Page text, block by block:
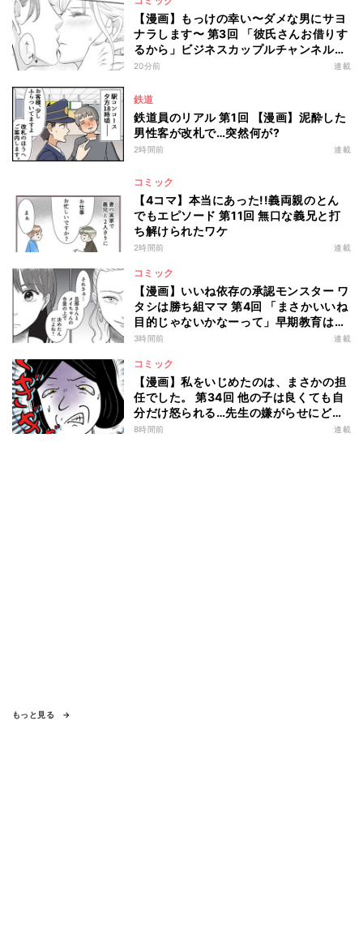
【漫画】もっけの幸い〜ダメな男にサヨ
ナラします〜 第3回 「彼氏さんお借りす
るから」ビジネスカップルチャンネルっ
て何!?
20分前 連載
鉄道
鉄道員のリアル 第1回 【漫画】泥酔した
男性客が改札で…突然何が?
2時間前 連載
コミック
【4コマ】本当にあった!!義両親のとん
でもエピソード 第11回 無口な義兄と打
ち解けられたワケ
2時間前 連載
コミック
【漫画】いいね依存の承認モンスター ワ
タシは勝ち組ママ 第4回 「まさかいいね
目的じゃないかなーって」早期教育は承
認欲求のためだった
3時間前 連載
コミック
【漫画】私をいじめたのは、まさかの担
任でした。 第34回 他の子は良くても自
分だけ怒られる…先生の嫌がらせにどう
立ち向かう?
8時間前 連載
もっと見る